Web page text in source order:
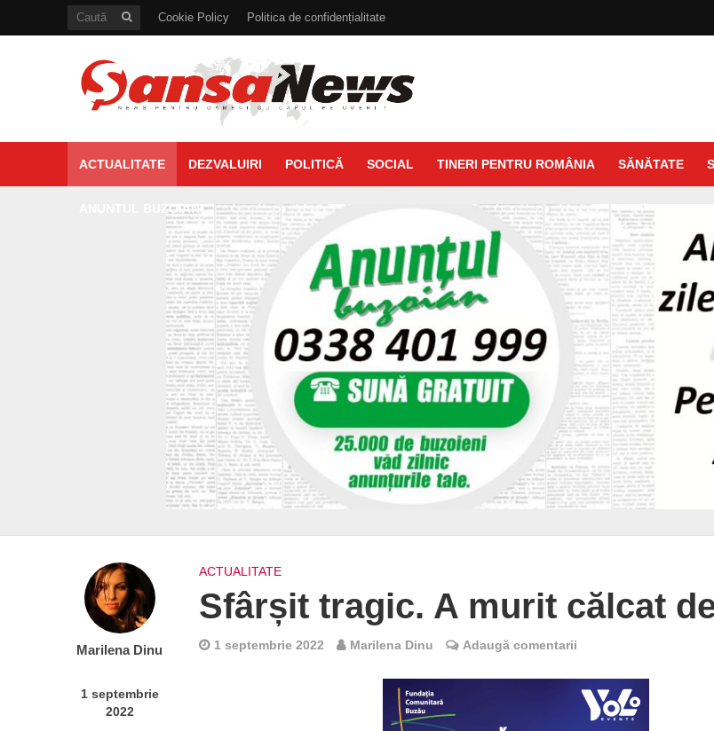
Cookie Policy Politica de confidențialitate
ACTUALITATE DEZVALUIRI POLITICĂ SOCIAL TINERI PENTRU ROMÂNIA SĂNĂTATE
ANUNTUL BUZOIAN
Marilena Dinu
1 septembrie
2022
ACTUALITATE
Sfârșit tragic. A murit călcat
1 septembrie 2022 Marilena Dinu Adaugă comentarii